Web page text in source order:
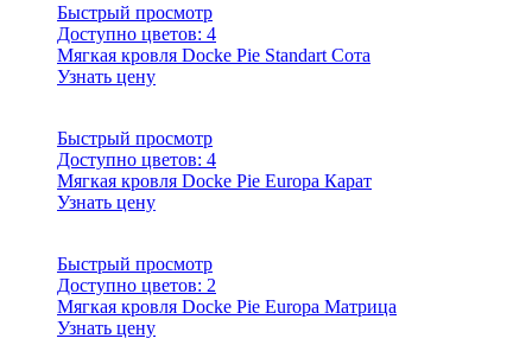
Быстрый просмотр
Доступно цветов: 4
Мягкая кровля Docke Pie Standart Сота
Узнать цену
Быстрый просмотр
Доступно цветов: 4
Мягкая кровля Docke Pie Europa Карат
Узнать цену
Быстрый просмотр
Доступно цветов: 2
Мягкая кровля Docke Pie Europa Матрица
Узнать цену